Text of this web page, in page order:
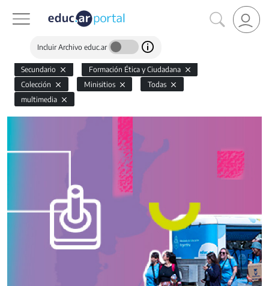
Incluir Archivo educ.ar
Secundario
Formación Ética y Ciudadana
Colección
Minisitios
Todas
multimedia